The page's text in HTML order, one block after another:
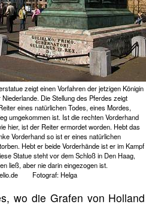
zeigt einen Vorfahren der jetzigen Königin
Die Stellung des Pferdes zeigt
eines natürlichen Todes, eines Mordes,
umgekommen ist. Ist die rechten Vorderhand
hier, ist der Reiter ermordet worden. Hebt das
Vorderhand so ist er eines natürlichen
Hebt er beide Vorderhände ist er im Kampf
Statue steht vor dem Schloß in Den Haag,
ließ, aber nie darin eingezogen ist.
Fotograf: Helga
wo die Grafen von Holland